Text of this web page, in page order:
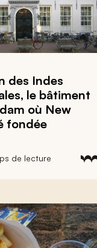
des Indes
le bâtiment
où New
fondée
de lecture